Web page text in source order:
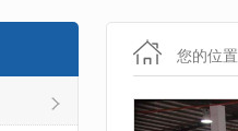
您的位置